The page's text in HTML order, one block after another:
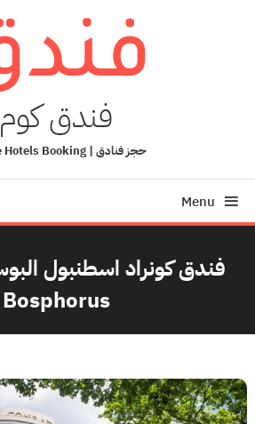
فندق كوم
حجز فنادق | Online Hotels Booking
Menu
Bosphorus